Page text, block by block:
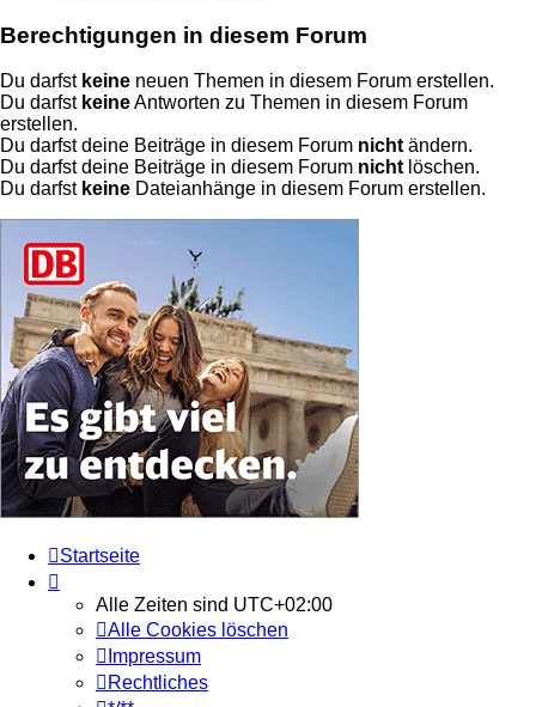
Berechtigungen in diesem Forum
Du darfst keine neuen Themen in diesem Forum erstellen.
Du darfst keineAntworten zu Themen in diesem Forum
erstellen.
Du darfst deine Beiträge in diesem Forum nicht ändern.
Du darfst deine Beiträge in diesem Forum nicht löschen.
Du darfst keine Dateianhänge in diesem Forum erstellen.
Startseite
Alle Zeiten sind UTC+02:00
Alle Cookies löschen
Impressum
Rechtliches